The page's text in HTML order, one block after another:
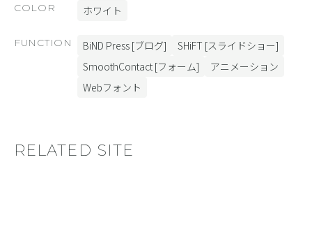
COLOR ホワイト
FUNCTION BiND Press [ブログ]
SHiFT [スライドショー]
SmoothContact [フォーム]
アニメーション
Webフォント
RELATED SITE